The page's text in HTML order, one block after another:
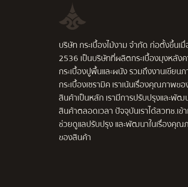
บริษัท กระเบื้องไม้งาม จำกัด ก่อตั้งขึ้นเ
2536 เป็นบริษัทที่ผลิตกระเบื้องมุงหลัง
กระเบื้องปูพื้นและผนัง รวมถึงงานเขียน
กระเบื้องเซรามิค เราเน้นเรื่องคุณภาพข
สินค้าเป็นหลัก เรามีการปรับปรุงและพัฒ
สินค้าตลอดเวลา ปัจจุบันเราได้สวทช.เข้
ช่วยดูแลปรับปรุง และพัฒนาในเรื่องคุณ
ของสินค้า